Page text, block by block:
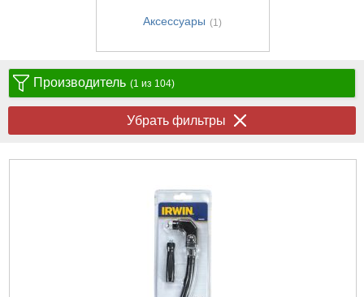
Аксессуары (1)
Производитель (1 из 104)
Убрать фильтры